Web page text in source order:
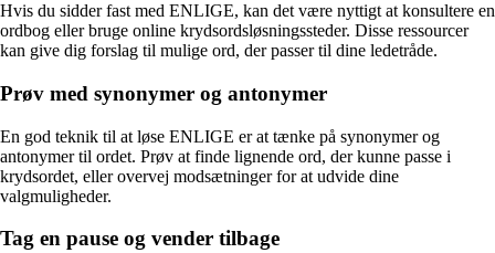
Hvis du sidder fast med ENLIGE, kan det være nyttigt at konsultere en
ordbog eller bruge online krydsordsløsningssteder. Disse ressourcer
kan give dig forslag til mulige ord, der passer til dine ledetråde.
Prøv med synonymer og antonymer
En god teknik til at løse ENLIGE er at tænke på synonymer og
antonymer til ordet. Prøv at finde lignende ord, der kunne passe i
krydsordet, eller overvej modsætninger for at udvide dine
valgmuligheder.
Tag en pause og vender tilbage